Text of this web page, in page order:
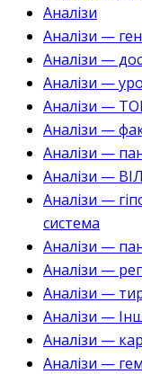
Аналізи
Аналізи —
Аналізи —
Аналізи —
Аналізи —
Аналізи —
Аналізи —
Аналізи — ВІЛ
Аналізи —
система
Аналізи —
Аналізи —
Аналізи —
Аналізи —
Аналізи —
Аналізи —